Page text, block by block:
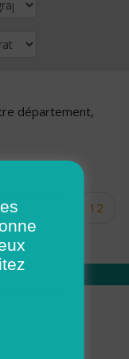
département,
12
17